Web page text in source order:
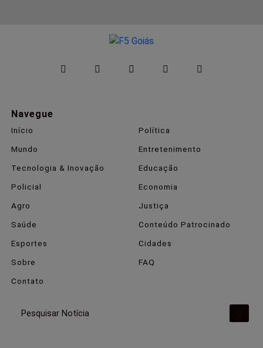
Navegue
Início
Política
Mundo
Entretenimento
Tecnologia & Inovação
Educação
Policial
Economia
Agro
Justiça
Saúde
Conteúdo Patrocinado
Esportes
Cidades
Sobre
FAQ
Contato
Pesquisar Notícia